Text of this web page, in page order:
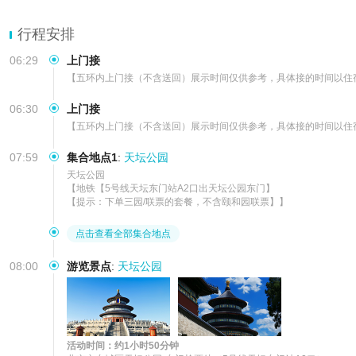
行程安排
06:29 上门接
【五环内上门接（不含送回）展示时间仅供参考，具体接的时间以住
06:30 上门接
【五环内上门接（不含送回）展示时间仅供参考，具体接的时间以住
07:59 集合地点1: 天坛公园
天坛公园
【地铁【5号线天坛东门站A2口出天坛公园东门】
【提示：下单三园/联票的套餐，不含颐和园联票】】
点击查看全部集合地点
08:00 游览景点: 天坛公园
活动时间：约1小时50分钟